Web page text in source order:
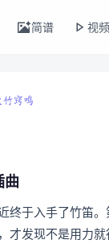
简谱 视频
曲
终于入手了竹笛
才发现不是用力